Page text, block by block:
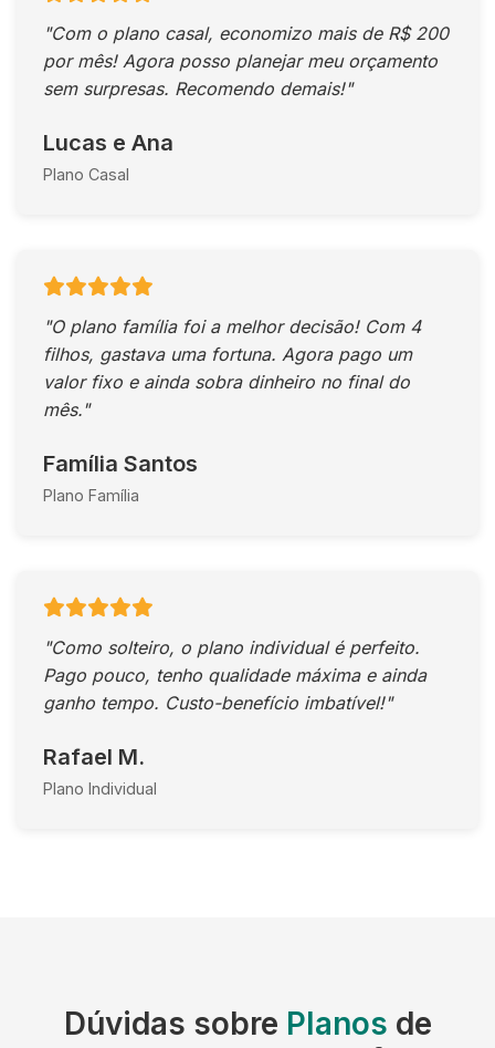
"Com o plano casal, economizo mais de R$ 200
por mês! Agora posso planejar meu orçamento
sem surpresas. Recomendo demais!"
Lucas e Ana
Plano Casal
"O plano família foi a melhor decisão! Com 4
filhos, gastava uma fortuna. Agora pago um
valor fixo e ainda sobra dinheiro no final do
mês."
Família Santos
Plano Família
"Como solteiro, o plano individual é perfeito.
Pago pouco, tenho qualidade máxima e ainda
ganho tempo. Custo-benefício imbatível!"
Rafael M.
Plano Individual
Dúvidas sobre Planos de